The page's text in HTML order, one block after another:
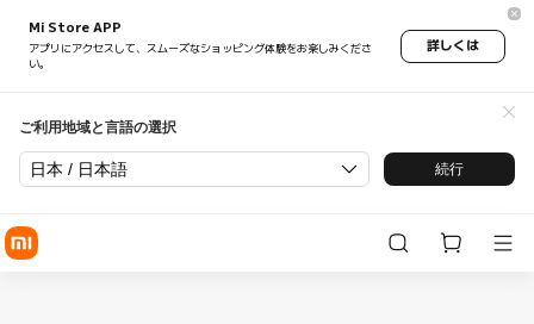
Mi Store APP
アプリにアクセスして、スムーズなショッピング体験をお楽しみくださ
い。
詳しくは
ご利用地域と言語の選択
日本 / 日本語 続行